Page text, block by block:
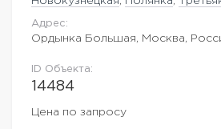
Адрес:
Ордынка Большая, Москва,
ID Объекта:
14484
Цена по запросу